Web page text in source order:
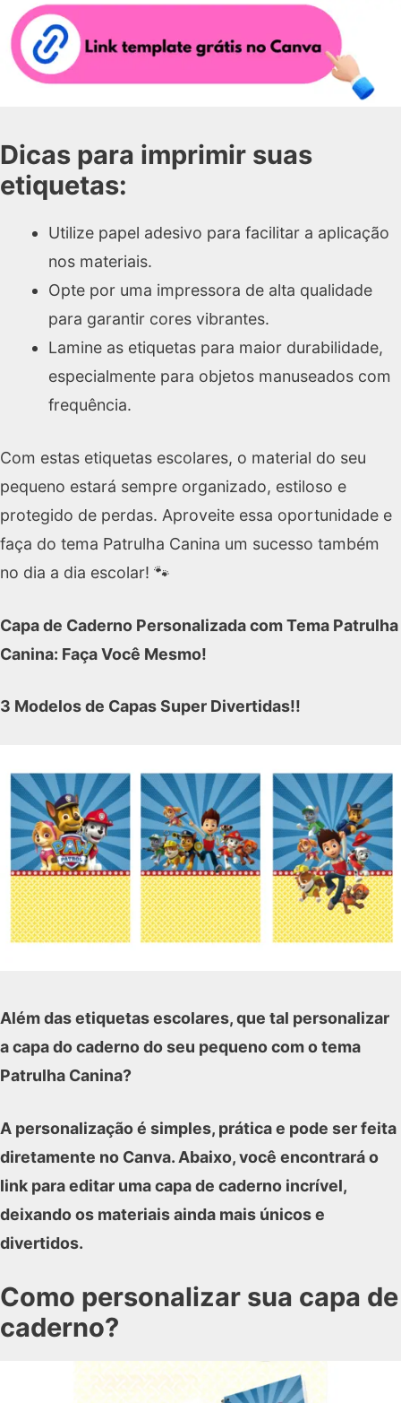
Dicas para imprimir suas
etiquetas:
Utilize papel adesivo para facilitar a aplicação
nos materiais.
Opte por uma impressora de alta qualidade
para garantir cores vibrantes.
Lamine as etiquetas para maior durabilidade,
especialmente para objetos manuseados com
frequência.
Com estas etiquetas escolares, o material do seu
pequeno estará sempre organizado, estiloso e
protegido de perdas. Aproveite essa oportunidade e
faça do tema Patrulha Canina um sucesso também
no dia a dia escolar! 🐾
Capa de Caderno Personalizada com Tema Patrulha
Canina: Faça Você Mesmo!
3 Modelos de Capas Super Divertidas!!
Além das etiquetas escolares, que tal personalizar
a capa do caderno do seu pequeno com o tema
Patrulha Canina?
A personalização é simples, prática e pode ser feita
diretamente no Canva. Abaixo, você encontrará o
link para editar uma capa de caderno incrível,
deixando os materiais ainda mais únicos e
divertidos.
Como personalizar sua capa de
caderno?